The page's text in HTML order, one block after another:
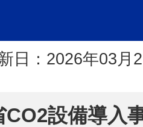
日：2026年03月
設備導入